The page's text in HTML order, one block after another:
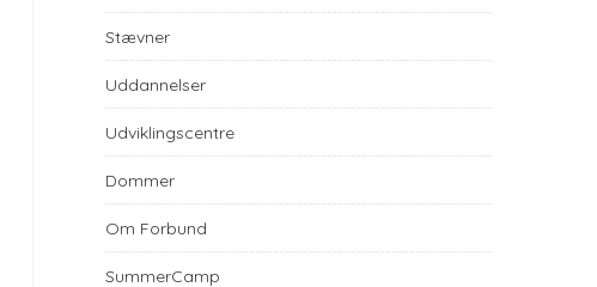
Stævner
Uddannelser
Udviklingscentre
Dommer
Om Forbund
SummerCamp